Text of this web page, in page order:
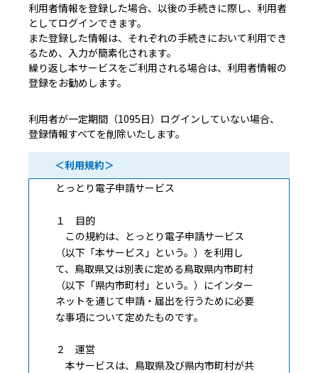
利用者情報を登録した場合、以後の手続きに際し、利用者
としてログインできます。
また登録した情報は、それぞれの手続きにおいて利用でき
るため、入力が簡素化されます。
繰り返し本サービスをご利用される場合は、利用者情報の
登録をお勧めします。
利用者が一定期間（1095日）ログインしていない場合、
登録情報すべてを削除いたします。
＜利用規約＞
とっとり電子申請サービス
１ 目的
この規約は、とっとり電子申請サービス
（以下「本サービス」という。）を利用し
て、鳥取県又は別表に定める鳥取県内市町村
（以下「県内市町村」という。）にインター
ネットを通じて申請・届出を行うために必要
な事項について定めたものです。
２ 運営
本サービスは、鳥取県及び県内市町村が共